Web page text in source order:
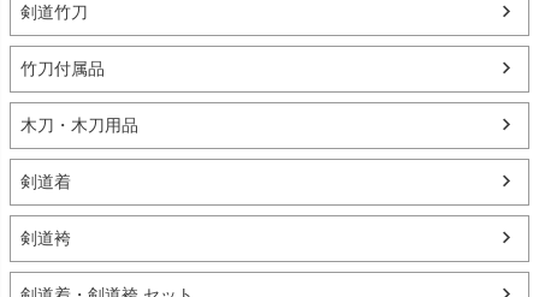
剣道竹刀
竹刀付属品
木刀・木刀用品
剣道着
剣道袴